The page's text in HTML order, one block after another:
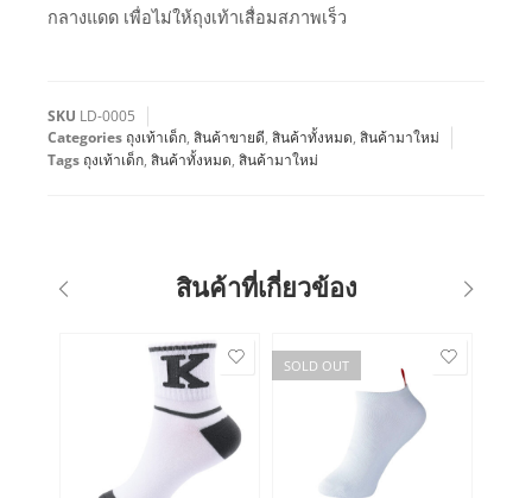
กลางแดด เพื่อไม่ให้ถุงเท้าเสื่อมสภาพเร็ว
SKU LD-0005
Categories ถุงเท้าเด็ก, สินค้าขายดี, สินค้าทั้งหมด, สินค้ามาใหม่
Tags ถุงเท้าเด็ก, สินค้าทั้งหมด, สินค้ามาใหม่
สินค้าที่เกี่ยวข้อง
SOLD OUT